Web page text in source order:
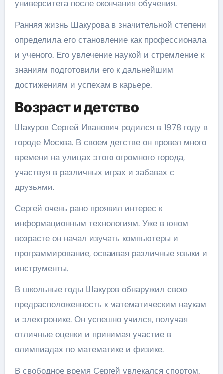
университета после окончания обучения.
Ранняя жизнь Шакурова в значительной степени
определила его становление как профессионала
и ученого. Его увлечение наукой и стремление к
знаниям подготовили его к дальнейшим
достижениям и успехам в карьере.
Возраст и детство
Шакуров Сергей Иванович родился в 1978 году в
городе Москва. В своем детстве он провел много
времени на улицах этого огромного города,
участвуя в различных играх и забавах с
друзьями.
Сергей очень рано проявил интерес к
информационным технологиям. Уже в юном
возрасте он начал изучать компьютеры и
программирование, осваивая различные языки и
инструменты.
В школьные годы Шакуров обнаружил свою
предрасположенность к математическим наукам
и электронике. Он успешно учился, получая
отличные оценки и принимая участие в
олимпиадах по математике и физике.
В свободное время Сергей увлекался спортом.